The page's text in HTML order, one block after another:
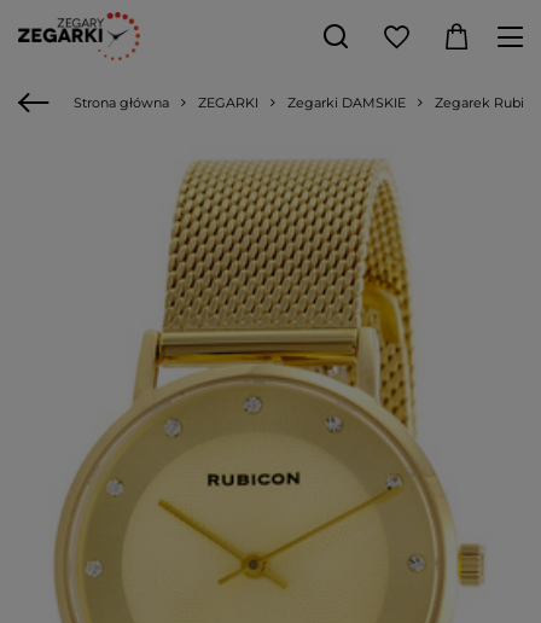
Strona główna ZEGARKI Zegarki DAMSKIE Zegarek